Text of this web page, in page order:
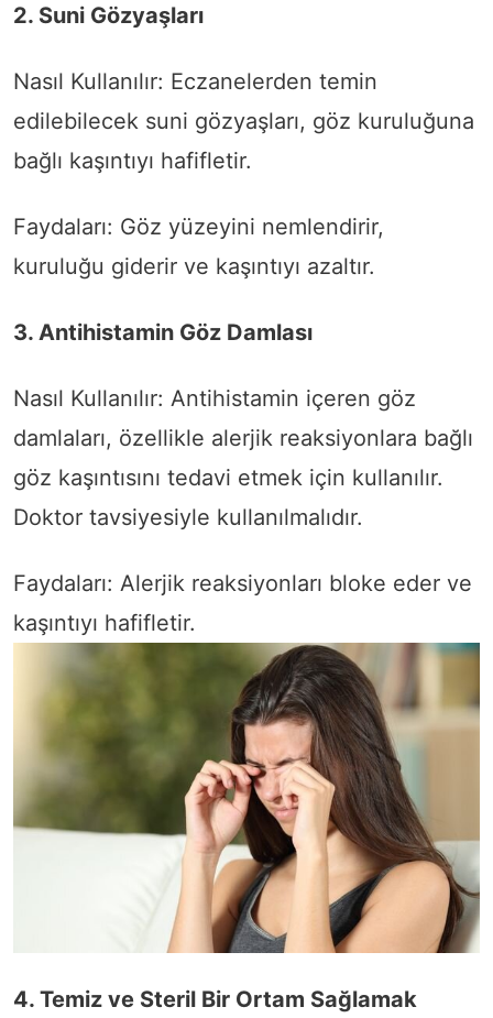
2. Suni Gözyaşları
Nasıl Kullanılır: Eczanelerden temin
edilebilecek suni gözyaşları, göz kuruluğuna
bağlı kaşıntıyı hafifletir.
Faydaları: Göz yüzeyini nemlendirir,
kuruluğu giderir ve kaşıntıyı azaltır.
3. Antihistamin Göz Damlası
Nasıl Kullanılır: Antihistamin içeren göz
damlaları, özellikle alerjik reaksiyonlara bağlı
göz kaşıntısını tedavi etmek için kullanılır.
Doktor tavsiyesiyle kullanılmalıdır.
Faydaları: Alerjik reaksiyonları bloke eder ve
kaşıntıyı hafifletir.
4. Temiz ve Steril Bir Ortam Sağlamak